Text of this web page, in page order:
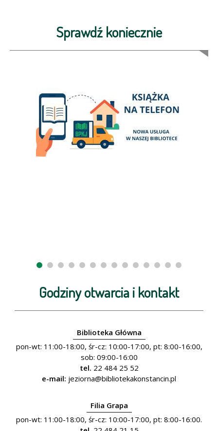
Sprawdź koniecznie
Godziny otwarcia i kontakt
Biblioteka Główna
pon-wt: 11:00-18:00, śr-cz: 10:00-17:00, pt: 8:00-16:00,
sob: 09:00-16:00
tel. 22 484 25 52
e-mail: jeziorna@bibliotekakonstancin.pl
Filia Grapa
pon-wt: 11:00-18:00, śr-cz: 10:00-17:00, pt: 8:00-16:00.